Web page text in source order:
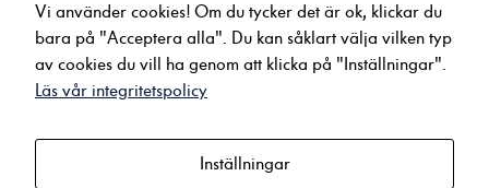
Försäljning
Lastbilar
Bussar
Service & verkstad
Serviceavtal
Tillbehör & reservdelar
Kontakt
Vi använder cookies! Om du tycker det är ok, klickar du
bara på "Acceptera alla". Du kan såklart välja vilken typ
av cookies du vill ha genom att klicka på "Inställningar".
Läs vår integritetspolicy
Inställningar
hemsidan över
huvud taget
ska fungera.
Statistik
För att vi ska